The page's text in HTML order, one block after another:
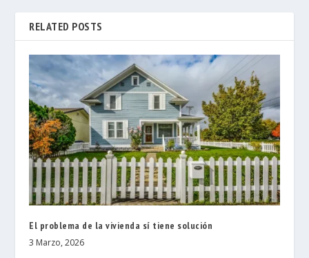
RELATED POSTS
El problema de la vivienda sí tiene solución
3 Marzo, 2026